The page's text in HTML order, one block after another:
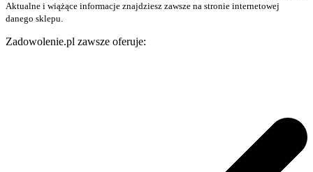
Aktualne i wiążące informacje znajdziesz zawsze na stronie internetowej
danego sklepu.
Zadowolenie.pl zawsze oferuje: